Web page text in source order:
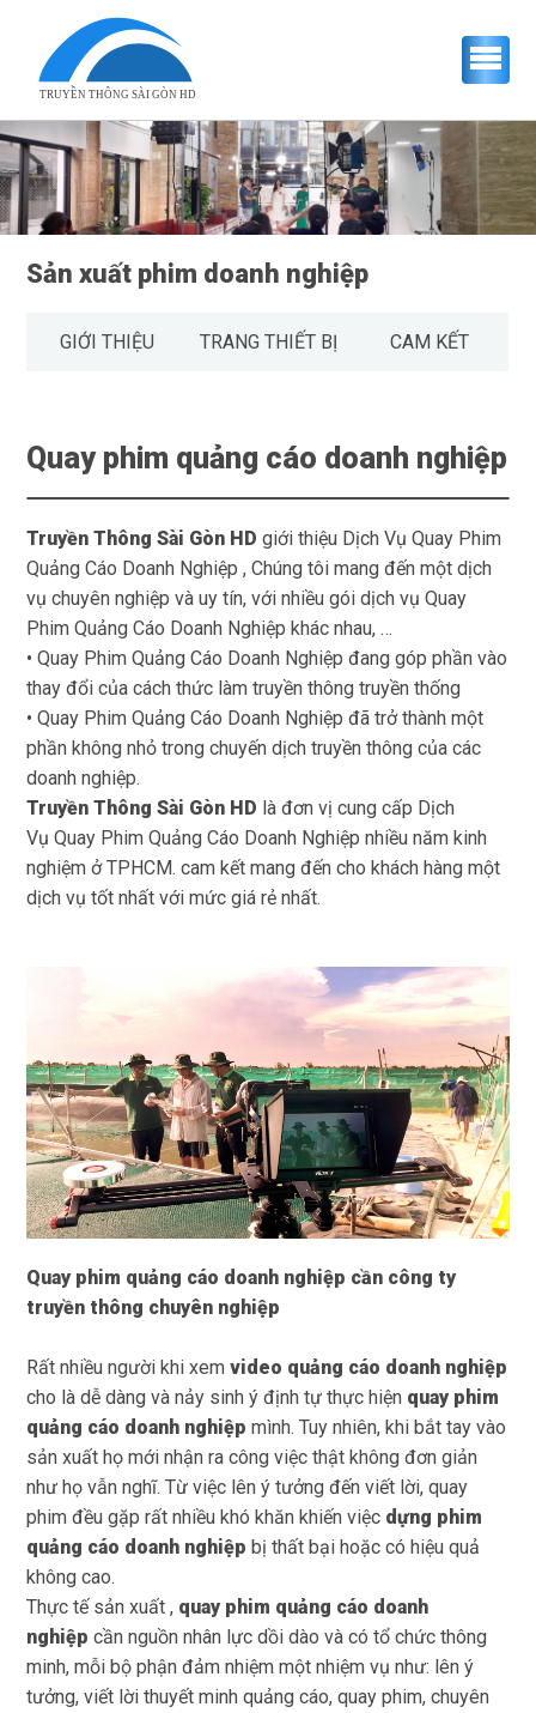
TRUYỀN THÔNG SÀI GÒN HD
Sản xuất phim doanh nghiệp
GIỚI THIỆU TRANG THIẾT BỊ CAM KẾT
Quay phim quảng cáo doanh nghiệp
Truyền Thông Sài Gòn HD giới thiệu Dịch Vụ Quay Phim
Quảng Cáo Doanh Nghiệp , Chúng tôi mang đến một dịch
vụ chuyên nghiệp và uy tín, với nhiều gói dịch vụ Quay
Phim Quảng Cáo Doanh Nghiệp khác nhau, …
• Quay Phim Quảng Cáo Doanh Nghiệp đang góp phần vào
thay đổi của cách thức làm truyền thông truyền thống
• Quay Phim Quảng Cáo Doanh Nghiệp đã trở thành một
phần không nhỏ trong chuyến dịch truyền thông của các
doanh nghiệp.
Truyền Thông Sài Gòn HD là đơn vị cung cấp Dịch
Vụ Quay Phim Quảng Cáo Doanh Nghiệp nhiều năm kinh
nghiệm ở TPHCM. cam kết mang đến cho khách hàng một
dịch vụ tốt nhất với mức giá rẻ nhất.
Quay phim quảng cáo doanh nghiệp cần công ty
truyền thông chuyên nghiệp
Rất nhiều người khi xemvideo quảng cáo doanh nghiệp
cho là dễ dàng và nảy sinh ý định tự thực hiện quay phim
quảng cáo doanh nghiệp mình. Tuy nhiên, khi bắt tay vào
sản xuất họ mới nhận ra công việc thật không đơn giản
như họ vẫn nghĩ. Từ việc lên ý tưởng đến viết lời, quay
phim đều gặp rất nhiều khó khăn khiến việc dựng phim
quảng cáo doanh nghiệp bị thất bại hoặc có hiệu quả
không cao.
Thực tế sản xuất , quay phim quảng cáo doanh
nghiệp cần nguồn nhân lực dồi dào và có tổ chức thông
minh, mỗi bộ phận đảm nhiệm một nhiệm vụ như: lên ý
tưởng, viết lời thuyết minh quảng cáo, quay phim, chuyên